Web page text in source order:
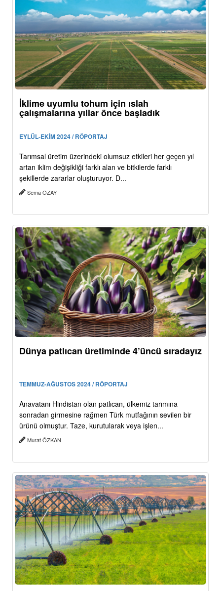
İklime uyumlu tohum için ıslah
çalışmalarına yıllar önce başladık
EYLÜL-EKİM 2024 / RÖPORTAJ
Tarımsal üretim üzerindeki olumsuz etkileri her geçen yıl
artan iklim değişikliği farklı alan ve bitkilerde farklı
şekillerde zararlar oluşturuyor. D...
Sema ÖZAY
Dünya patlıcan üretiminde 4’üncü sıradayız
TEMMUZ-AĞUSTOS 2024 / RÖPORTAJ
Anavatanı Hindistan olan patlıcan, ülkemiz tarımına
sonradan girmesine rağmen Türk mutfağının sevilen bir
ürünü olmuştur. Taze, kurutularak veya işlen...
Murat ÖZKAN